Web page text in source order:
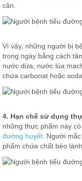
cân.
Vì vậy, những người bị
trong ngày bằng cách
nước dừa, nước lúa
chứa carbonat hoặc soda.
4. Hạn chế sử dụng
những thực phẩm này
đường huyết. Người
phẩm chứa chất béo